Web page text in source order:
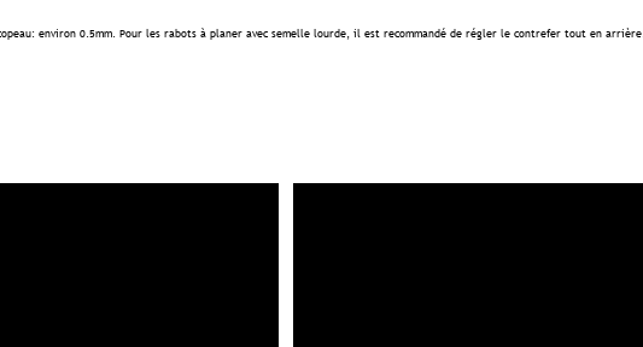
environ 0.5mm. Pour les rabots à planer avec semelle lourde, il est recommandé de régler le contrefer tout en arrière.